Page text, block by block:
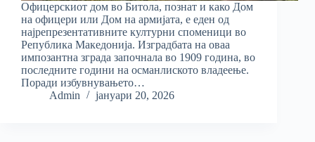
Офицерскиот дом во Битола, познат и како Дом
на офицери или Дом на армијата, е еден од
најрепрезентативните културни споменици во
Република Македонија. Изградбата на оваа
импозантна зграда започнала во 1909 година, во
последните години на османлиското владеење.
Поради избувнувањето…
Admin
јануари 20, 2026